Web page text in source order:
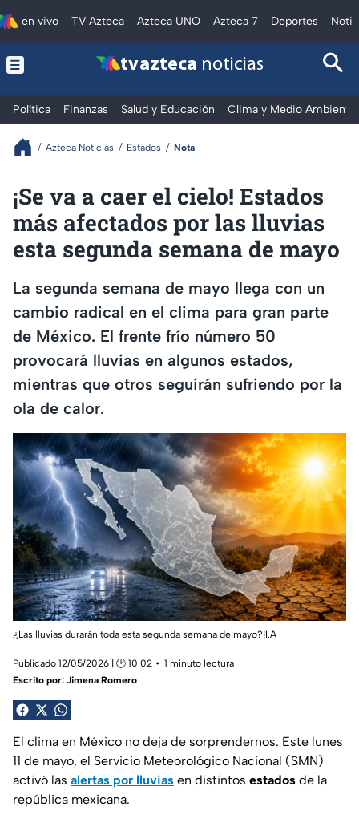
en vivo TV Azteca Azteca UNO Azteca 7 Deportes
tv azteca noticias
Política Finanzas Salud y Educación Clima y Medio Ambiente
Azteca Noticias Estados Nota
¡Se va a caer el cielo! Estados
más afectados por las lluvias
esta segunda semana de mayo
La segunda semana de mayo llega con un
cambio radical en el clima para gran parte
de México. El frente frío número 50
provocará lluvias en algunos estados,
mientras que otros seguirán sufriendo por la
ola de calor.
¿Las lluvias durarán toda esta segunda semana de mayo?|I.A
Publicado 12/05/2026 | 🕑 10:02
1 minuto lectura
Escrito por: Jimena Romero
El clima en México no deja de sorprendernos. Este lunes
11 de mayo, el Servicio Meteorológico Nacional (SMN)
activó las alertas por lluvias en distintos estados de la
república mexicana.